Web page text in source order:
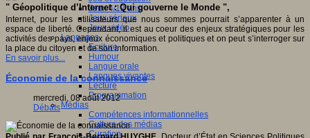
Jeux 4/12 ans
Jeux sérieux
Jeux vidéo
Langages
Ecriture
Humour
Langue orale
Langues vivantes
Lecture
Programmation
Médias
Compétences informationnelles
Culture des médias
Curation
" Géopolitique d’Internet : Qui gouverne le Monde ",
Internet, pour les utilisateurs que nous sommes pourrait s’apparenter à un
espace de liberté. Cependant, il est au coeur des enjeux stratégiques pour les
activités des pays, enjeux économiques et politiques et on peut s’interroger sur
la place du citoyen et de son information.
En savoir plus...
Économie de la connaissance
mercredi, 08 août 2012
Débats